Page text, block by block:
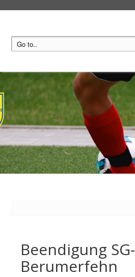
Beendigung SG-
Berumerfehn